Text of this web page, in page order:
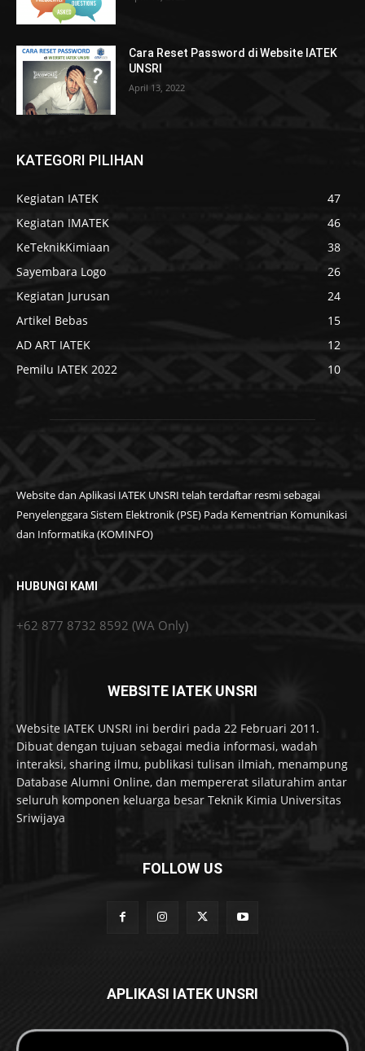
Cara Reset Password di Website IATEK
UNSRI
April 13, 2022
KATEGORI PILIHAN
Kegiatan IATEK
47
Kegiatan IMATEK
46
KeTeknikKimiaan
38
Sayembara Logo
26
Kegiatan Jurusan
24
Artikel Bebas
15
AD ART IATEK
12
Pemilu IATEK 2022
10
Website dan Aplikasi IATEK UNSRI telah terdaftar resmi sebagai
Penyelenggara Sistem Elektronik (PSE) Pada Kementrian Komunikasi
dan Informatika (KOMINFO)
HUBUNGI KAMI
+62 877 8732 8592 (WA Only)
WEBSITE IATEK UNSRI
Website IATEK UNSRI ini berdiri pada 22 Februari 2011.
Dibuat dengan tujuan sebagai media informasi, wadah
interaksi, sharing ilmu, publikasi tulisan ilmiah, menampung
Database Alumni Online, dan mempererat silaturahim antar
seluruh komponen keluarga besar Teknik Kimia Universitas
Sriwijaya
FOLLOW US
APLIKASI IATEK UNSRI